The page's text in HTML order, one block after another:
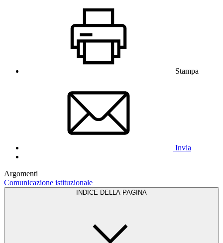
Stampa
Invia
Argomenti
Comunicazione istituzionale
INDICE DELLA PAGINA